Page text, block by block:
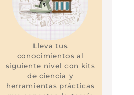
Lleva tus
conocimientos al
siguiente nivel con kits
de ciencia y
herramientas prácticas